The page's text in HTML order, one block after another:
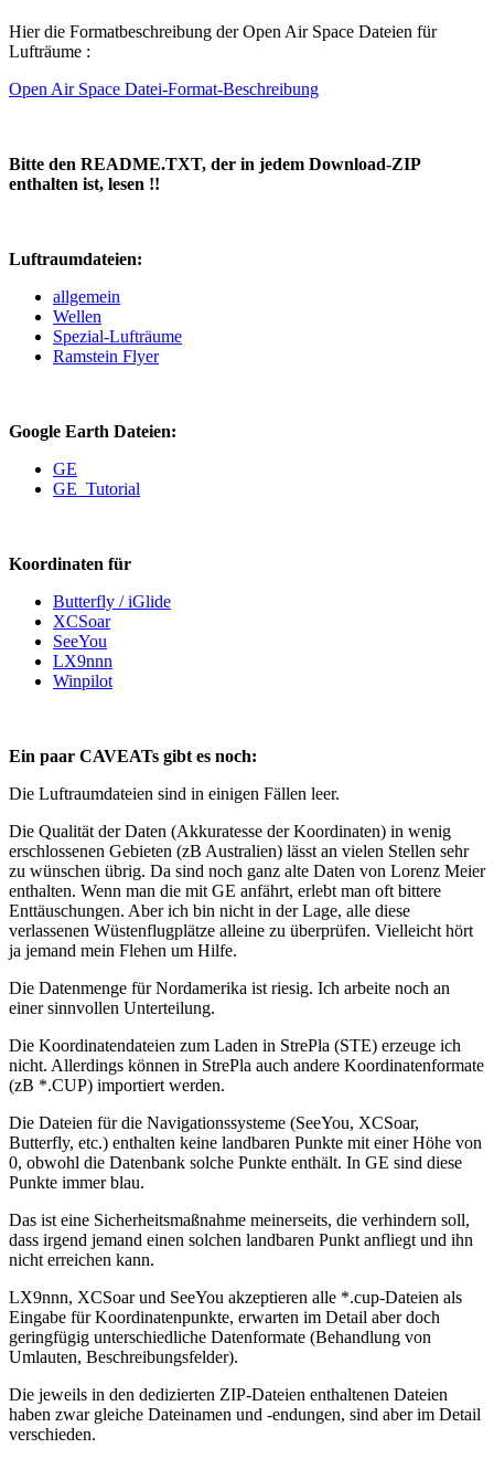
Hier die Formatbeschreibung der Open Air Space Dateien für
Lufträume :
Open Air Space Datei-Format-Beschreibung
Bitte den README.TXT, der in jedem Download-ZIP
enthalten ist, lesen !!
Luftraumdateien:
allgemein
Wellen
Spezial-Lufträume
Ramstein Flyer
Google Earth Dateien:
GE
GE_Tutorial
Koordinaten für
Butterfly / iGlide
XCSoar
SeeYou
LX9nnn
Winpilot
Ein paar CAVEATs gibt es noch:
Die Luftraumdateien sind in einigen Fällen leer.
Die Qualität der Daten (Akkuratesse der Koordinaten) in wenig
erschlossenen Gebieten (zB Australien) lässt an vielen Stellen sehr
zu wünschen übrig. Da sind noch ganz alte Daten von Lorenz Meier
enthalten. Wenn man die mit GE anfährt, erlebt man oft bittere
Enttäuschungen. Aber ich bin nicht in der Lage, alle diese
verlassenen Wüstenflugplätze alleine zu überprüfen. Vielleicht hört
ja jemand mein Flehen um Hilfe.
Die Datenmenge für Nordamerika ist riesig. Ich arbeite noch an
einer sinnvollen Unterteilung.
Die Koordinatendateien zum Laden in StrePla (STE) erzeuge ich
nicht. Allerdings können in StrePla auch andere Koordinatenformate
(zB *.CUP) importiert werden.
Die Dateien für die Navigationssysteme (SeeYou, XCSoar,
Butterfly, etc.) enthalten keine landbaren Punkte mit einer Höhe von
0, obwohl die Datenbank solche Punkte enthält. In GE sind diese
Punkte immer blau.
Das ist eine Sicherheitsmaßnahme meinerseits, die verhindern soll,
dass irgend jemand einen solchen landbaren Punkt anfliegt und ihn
nicht erreichen kann.
LX9nnn, XCSoar und SeeYou akzeptieren alle *.cup-Dateien als
Eingabe für Koordinatenpunkte, erwarten im Detail aber doch
geringfügig unterschiedliche Datenformate (Behandlung von
Umlauten, Beschreibungsfelder).
Die jeweils in den dedizierten ZIP-Dateien enthaltenen Dateien
haben zwar gleiche Dateinamen und -endungen, sind aber im Detail
verschieden.